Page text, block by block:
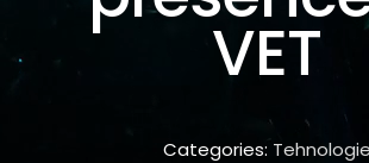
VET
Categories: Tehnologie